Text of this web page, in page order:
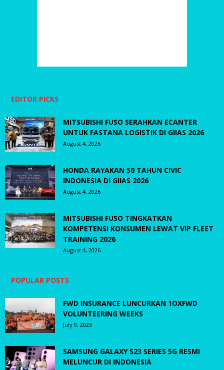
EDITOR PICKS
MITSUBISHI FUSO SERAHKAN ECANTER
UNTUK FASTANA LOGISTIK DI GIIAS 2026
August 4, 2026
HONDA RAYAKAN 50 TAHUN CIVIC
INDONESIA DI GIIAS 2026
August 4, 2026
MITSUBISHI FUSO TINGKATKAN
KOMPETENSI KONSUMEN LEWAT VIP FLEET
TRAINING 2026
August 4, 2026
POPULAR POSTS
FWD INSURANCE LUNCURKAN 1OXFWD
VOLUNTEERING WEEKS
July 9, 2023
SAMSUNG GALAXY S23 SERIES 5G RESMI
MELUNCUR DI INDONESIA